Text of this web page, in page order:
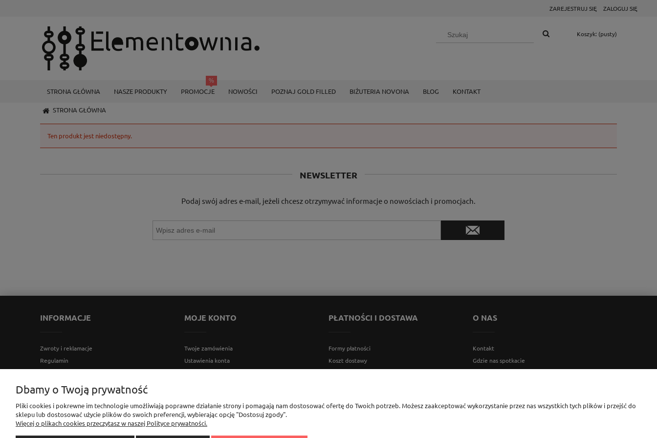
ZAREJESTRUJ SIĘ ZALOGUJ SIĘ
Koszyk: (pusty)
STRONA GŁÓWNA NASZE PRODUKTY PROMOCJE NOWOŚCI POZNAJ GOLD FILLED BIŻUTERIA NOVONA BLOG KONTAKT
STRONA GŁÓWNA
Ten produkt jest niedostępny.
NEWSLETTER
Podaj swój adres e-mail, jeżeli chcesz otrzymywać informacje o nowościach i promocjach.
INFORMACJE
Zwroty i reklamacje
Regulamin
Ustawienia plików cookies
Bezpieczeństwo użytkowania produktów
MOJE KONTO
Twoje zamówienia
Ustawienia konta
PŁATNOŚCI I DOSTAWA
Formy płatności
Koszt dostawy
O NAS
Kontakt
Gdzie nas spotkacie
Sklep Elementownia |Al. Niepodległości 76/78, 02-626 Warszawa, woj. mazowieckie | tel.
Dbamy o Twoją prywatność
Pliki cookies i pokrewne im technologie umożliwiają poprawne działanie strony i pomagają nam dostosować ofertę do Twoich potrzeb. Możesz zaakceptować wykorzystanie przez nas wszystkich tych plików i przejść do
sklepu lub dostosować użycie plików do swoich preferencji, wybierając opcję "Dostosuj zgody".
Więcej o plikach cookies przeczytasz w naszej Polityce prywatności.